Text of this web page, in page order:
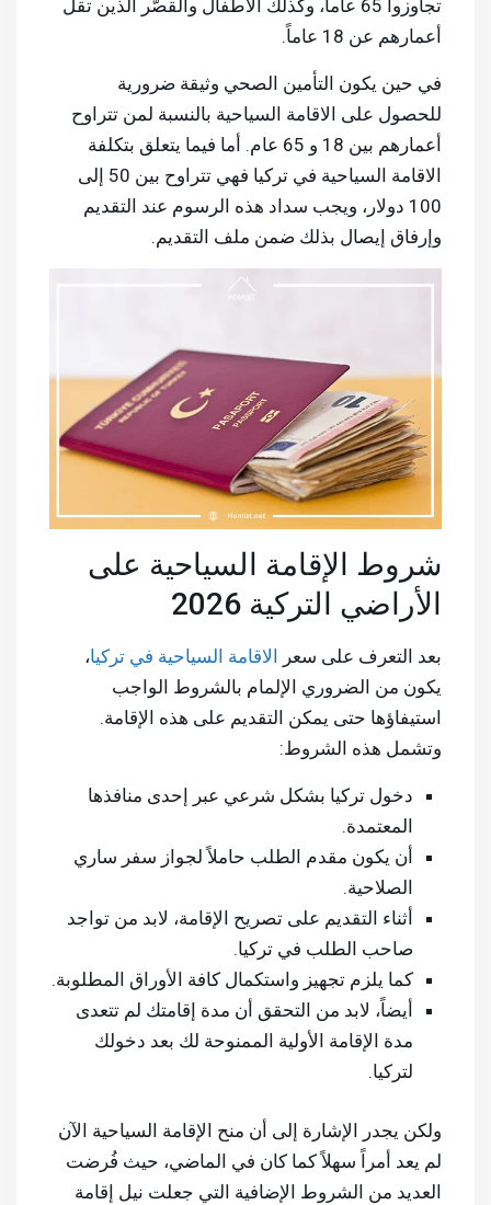
تجاوزوا 65 عاماً، وكذلك الأطفال والقصَّر الذين تقل
أعمارهم عن 18 عاماً.
في حين يكون التأمين الصحي وثيقة ضرورية
للحصول على الاقامة السياحية بالنسبة لمن تتراوح
أعمارهم بين 18 و 65 عام. أما فيما يتعلق بتكلفة
الاقامة السياحية في تركيا فهي تتراوح بين 50 إلى
100 دولار، ويجب سداد هذه الرسوم عند التقديم
وإرفاق إيصال بذلك ضمن ملف التقديم.
شروط الإقامة السياحية على
الأراضي التركية 2026
بعد التعرف على سعر الاقامة السياحية في تركيا،
يكون من الضروري الإلمام بالشروط الواجب
استيفاؤها حتى يمكن التقديم على هذه الإقامة.
وتشمل هذه الشروط:
دخول تركيا بشكل شرعي عبر إحدى منافذها
المعتمدة.
أن يكون مقدم الطلب حاملاً لجواز سفر ساري
الصلاحية.
أثناء التقديم على تصريح الإقامة، لابد من تواجد
صاحب الطلب في تركيا.
كما يلزم تجهيز واستكمال كافة الأوراق المطلوبة.
أيضاً، لابد من التحقق أن مدة إقامتك لم تتعدى
مدة الإقامة الأولية الممنوحة لك بعد دخولك
لتركيا.
ولكن يجدر الإشارة إلى أن منح الإقامة السياحية الآن
لم يعد أمراً سهلاً كما كان في الماضي، حيث فُرضت
العديد من الشروط الإضافية التي جعلت نيل إقامة